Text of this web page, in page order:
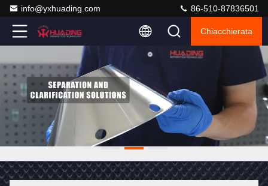
info@yxhuading.com 86-510-87836501
Chiacchierata